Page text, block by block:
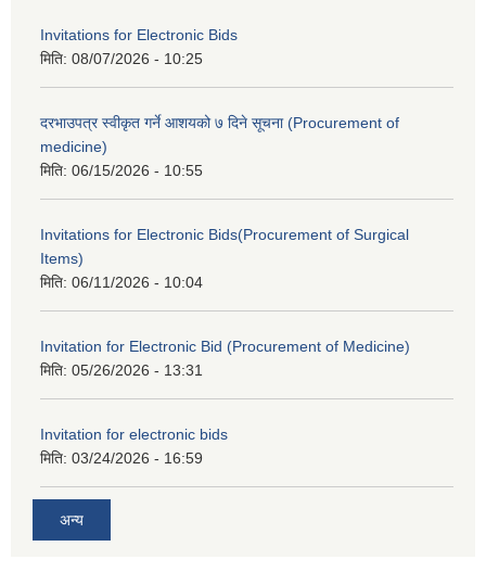
Invitations for Electronic Bids
मिति: 08/07/2026 - 10:25
दरभाउपत्र स्वीकृत गर्ने आशयको ७ दिने सूचना (Procurement of
medicine)
मिति: 06/15/2026 - 10:55
Invitations for Electronic Bids(Procurement of Surgical
Items)
मिति: 06/11/2026 - 10:04
Invitation for Electronic Bid (Procurement of Medicine)
मिति: 05/26/2026 - 13:31
Invitation for electronic bids
मिति: 03/24/2026 - 16:59
अन्य